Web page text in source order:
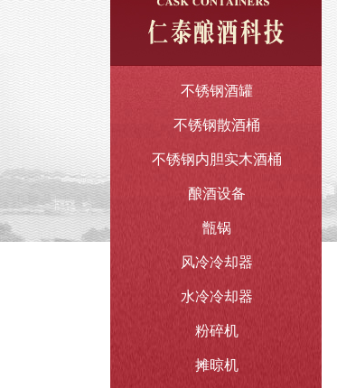
不锈钢酒罐
不锈钢散酒桶
不锈钢内胆实木酒桶
酿酒设备
甑锅
风冷冷却器
水冷冷却器
粉碎机
摊晾机